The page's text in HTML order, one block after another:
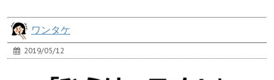
ワンタケ
2019/05/12